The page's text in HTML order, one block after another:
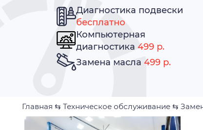
Диагностика подвески
бесплатно
Компьютерная
диагностика 499 р.
Замена масла 499 р.
Главная ⇆ Техническое обслуживание ⇆